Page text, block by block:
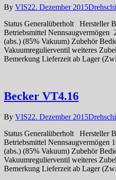
By VIS22. Dezember 2015
Status Generalüberholt Hersteller
Betriebsmittel Nennsaugvermögen
(abs.) (85% Vakuum) Zubehör
Vakuumregulierventil weiteres
Bemerkung Lieferzeit ab Lager
Becker VT4.16
By VIS22. Dezember 2015
Status Generalüberholt Hersteller
Betriebsmittel Nennsaugvermögen
(abs.) (85% Vakuum) Zubehör
Vakuumregulierventil weiteres
Bemerkung Lieferzeit ab Lager